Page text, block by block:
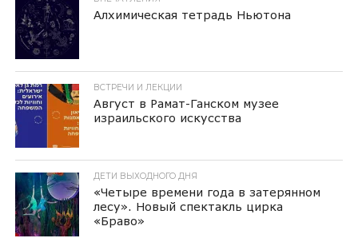
Алхимическая тетрадь Ньютона
ВСТРЕЧИ И ЛЕКЦИИ
Август в Рамат-Ганском музее
израильского искусства
ДЕТИ ВЫХОДНОГО ДНЯ
«Четыре времени года в затерянном
лесу». Новый спектакль цирка
«Браво»